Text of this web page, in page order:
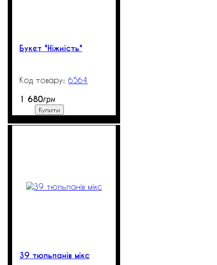
Букет "Ніжність"
6564
1 680грн
Купити
39 тюльпанів мікс